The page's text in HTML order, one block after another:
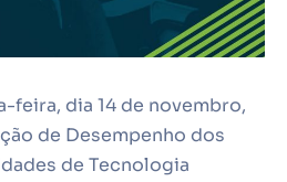
feira, dia 14 de novembro,
de Desempenho dos
de Tecnologia